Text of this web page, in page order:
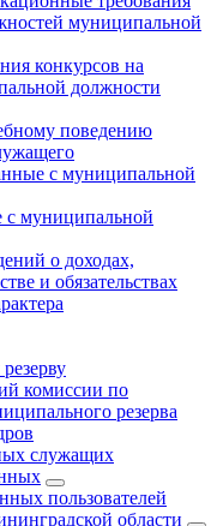
муниципальной
конкурсов на
должности
поведению
с муниципальной
с муниципальной
о доходах,
и обязательствах
комиссии по
резерва
служащих
пользователей
области